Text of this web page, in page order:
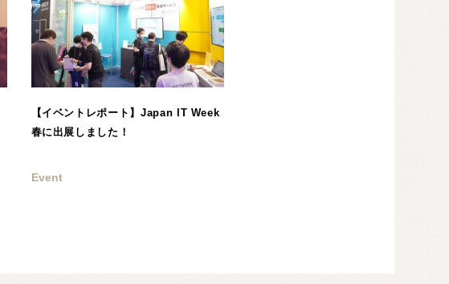
【イベントレポート】Japan IT Week
春に出展しました！
Event